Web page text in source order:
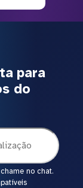
para
do
no chat.